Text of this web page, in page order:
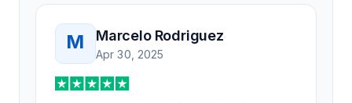
M Marcelo Rodriguez
Apr 30, 2025